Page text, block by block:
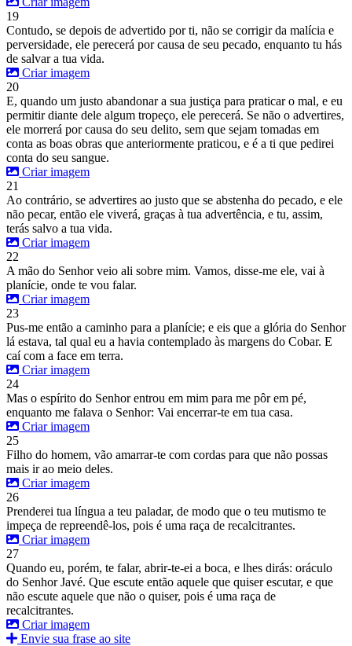
19
Contudo, se depois de advertido por ti, não se corrigir da malícia e
perversidade, ele perecerá por causa de seu pecado, enquanto tu hás
de salvar a tua vida.
Criar imagem
20
E, quando um justo abandonar a sua justiça para praticar o mal, e eu
permitir diante dele algum tropeço, ele perecerá. Se não o advertires,
ele morrerá por causa do seu delito, sem que sejam tomadas em
conta as boas obras que anteriormente praticou, e é a ti que pedirei
conta do seu sangue.
Criar imagem
21
Ao contrário, se advertires ao justo que se abstenha do pecado, e ele
não pecar, então ele viverá, graças à tua advertência, e tu, assim,
terás salvo a tua vida.
Criar imagem
22
A mão do Senhor veio ali sobre mim. Vamos, disse-me ele, vai à
planície, onde te vou falar.
Criar imagem
23
Pus-me então a caminho para a planície; e eis que a glória do Senhor
lá estava, tal qual eu a havia contemplado às margens do Cobar. E
caí com a face em terra.
Criar imagem
24
Mas o espírito do Senhor entrou em mim para me pôr em pé,
enquanto me falava o Senhor: Vai encerrar-te em tua casa.
Criar imagem
25
Filho do homem, vão amarrar-te com cordas para que não possas
mais ir ao meio deles.
Criar imagem
26
Prenderei tua língua a teu paladar, de modo que o teu mutismo te
impeça de repreendê-los, pois é uma raça de recalcitrantes.
Criar imagem
27
Quando eu, porém, te falar, abrir-te-ei a boca, e lhes dirás: oráculo
do Senhor Javé. Que escute então aquele que quiser escutar, e que
não escute aquele que não o quiser, pois é uma raça de
recalcitrantes.
Criar imagem
Envie sua frase ao site